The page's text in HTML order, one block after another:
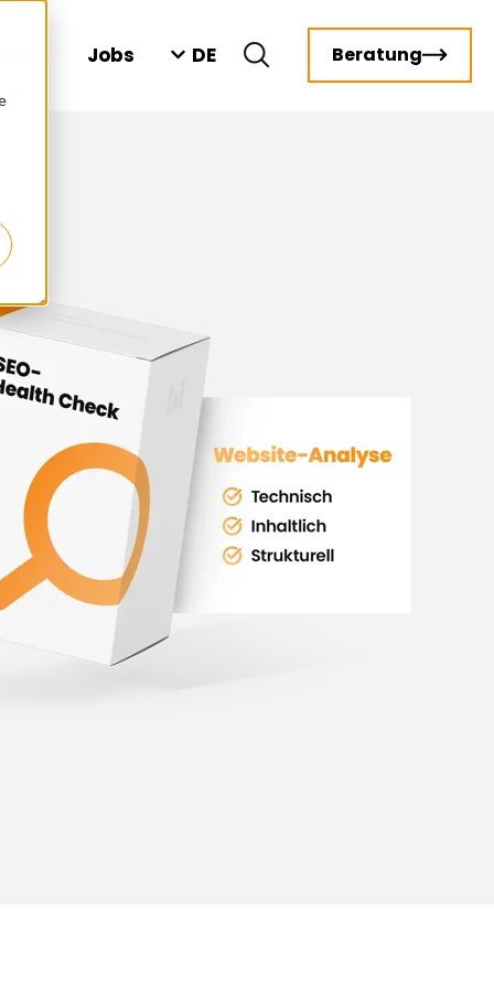
Jobs DE Beratung